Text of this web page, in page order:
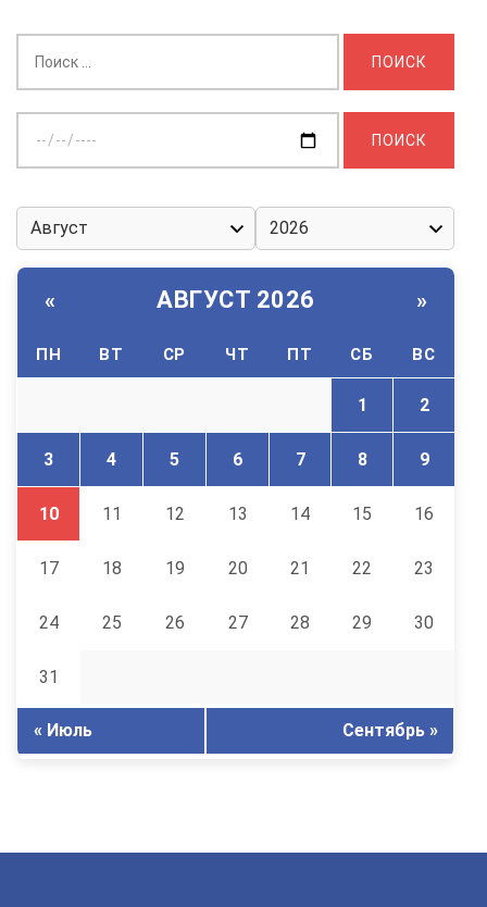
дату:
« АВГУСТ 2026 »
ПН ВТ СР ЧТ ПТ СБ ВС
1 2
3 4 5 6 7 8 9
10 11 12 13 14 15 16
17 18 19 20 21 22 23
24 25 26 27 28 29 30
31
« Июль Сентябрь »